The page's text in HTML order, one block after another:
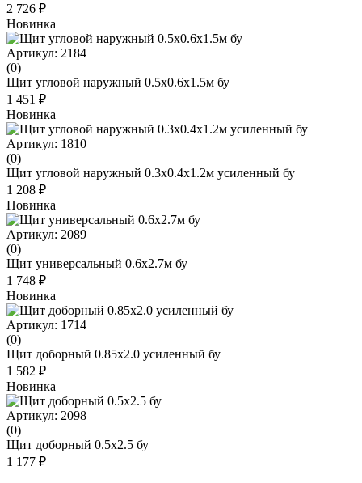
2 726 ₽
Новинка
Артикул: 2184
(0)
Щит угловой наружный 0.5x0.6x1.5м бу
1 451 ₽
Новинка
Артикул: 1810
(0)
Щит угловой наружный 0.3х0.4х1.2м усиленный бу
1 208 ₽
Новинка
Артикул: 2089
(0)
Щит универсальный 0.6x2.7м бу
1 748 ₽
Новинка
Артикул: 1714
(0)
Щит доборный 0.85х2.0 усиленный бу
1 582 ₽
Новинка
Артикул: 2098
(0)
Щит доборный 0.5x2.5 бу
1 177 ₽